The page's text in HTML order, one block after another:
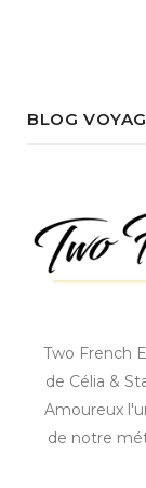
BLOG
Two French
de Célia &
Amoureux
de notre